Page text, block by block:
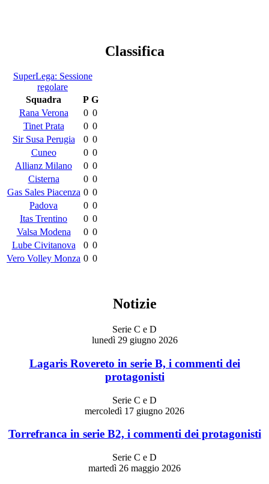
Classifica
SuperLega: Sessione
regolare
Squadra
P G
Rana Verona
0 0
Tinet Prata
0 0
Sir Susa Perugia
0 0
Cuneo
0 0
Allianz Milano
0 0
Cisterna
0 0
Gas Sales Piacenza 0 0
Padova
0 0
Itas Trentino
0 0
Valsa Modena
0 0
Lube Civitanova
0 0
Vero Volley Monza 0 0
Notizie
Serie C e D
lunedì 29 giugno 2026
Lagaris Rovereto in serie B, i commenti dei
protagonisti
Serie C e D
mercoledì 17 giugno 2026
Torrefranca in serie B2, i commenti dei protagonisti
Serie C e D
martedì 26 maggio 2026